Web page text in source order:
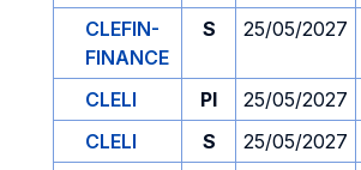
CLEFIN-
FINANCE
S 25/05/2027
CLELI PI 25/05/2027
CLELI
S 25/05/2027